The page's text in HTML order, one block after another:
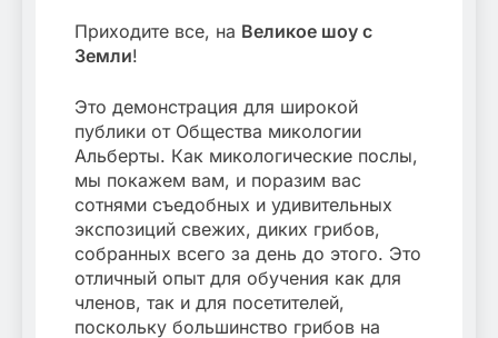
Приходите все, на Великое шоу с
Земли!
Это демонстрация для широкой
публики от Общества микологии
Альберты. Как микологические послы,
мы покажем вам, и поразим вас
сотнями съедобных и удивительных
экспозиций свежих, диких грибов,
собранных всего за день до этого. Это
отличный опыт для обучения как для
членов, так и для посетителей,
поскольку большинство грибов на